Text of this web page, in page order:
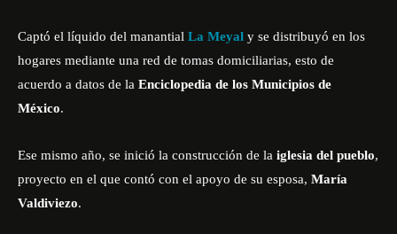
Captó el líquido del manantial La Meyal y se distribuyó en los
hogares mediante una red de tomas domiciliarias, esto de
acuerdo a datos de la Enciclopedia de los Municipios de
México.
Ese mismo año, se inició la construcción de la iglesia del pueblo,
proyecto en el que contó con el apoyo de su esposa, María
Valdiviezo.